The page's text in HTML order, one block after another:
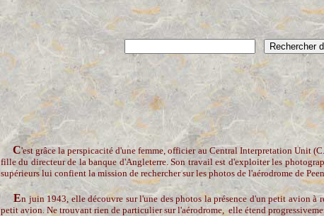
C'est grâce la perspicacité d'une femme, officier au Central Interpretation Unit
fille du directeur de la banque d'Angleterre. Son travail est d'exploiter les
supérieurs lui confient la mission de rechercher sur les photos de l'aérodrome de
En juin 1943, elle découvre sur l'une des photos la présence d'un petit avion
petit avion. Ne trouvant rien de particulier sur l'aérodrome, elle étend